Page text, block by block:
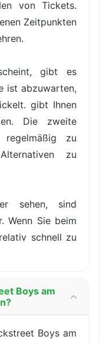
von Tickets.
Zeitpunkten
gibt es
ist abzuwarten,
gibt Ihnen
Die zweite
zu
zu
sehen, sind
Wenn Sie beim
schnell zu
Boys am
Boys am